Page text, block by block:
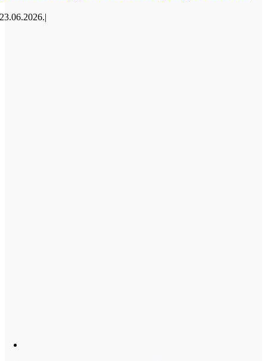
23.06.2026.|